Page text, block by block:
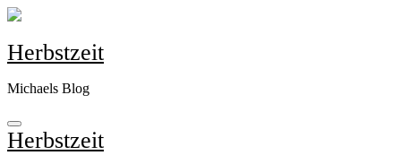
Zum
springen
Herbstzeit
Michaels Blog
Herbstzeit